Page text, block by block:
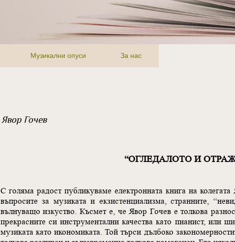
Музикални опуси За нас
Явор Гочев
“ОГЛЕДАЛОТО И
С голяма радост публикуваме електронната книга на
въпросите за музиката и екзистенциализма, странните,
вълнуващо изкуство. Късмет е, че Явор Гочев е толкова
прекрасните си инструментални качества като пианист, или
музиката като икономиката. Той търси дълбоко